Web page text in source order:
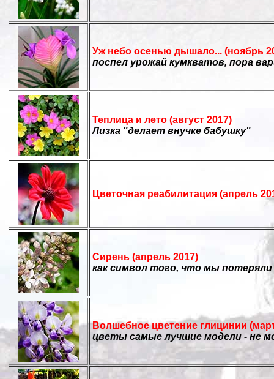
Уж небо осенью дышало... (ноябрь
поспел урожай кумкватов, пора
Теплица и лето (август 2017)
Лизка "делает внучке бабушку"
Цветочная реабилитация (апрель
Сирень (апрель 2017)
как символ того, что мы потеряли
Волшебное цветение глицинии
цветы самые лучшие модели - не